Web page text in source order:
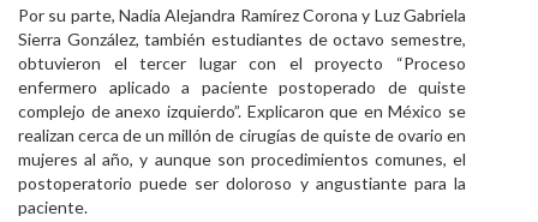
Por su parte, Nadia Alejandra Ramírez Corona y Luz Gabriela
Sierra González, también estudiantes de octavo semestre,
obtuvieron el tercer lugar con el proyecto “Proceso
enfermero aplicado a paciente postoperado de quiste
complejo de anexo izquierdo”. Explicaron que en México se
realizan cerca de un millón de cirugías de quiste de ovario en
mujeres al año, y aunque son procedimientos comunes, el
postoperatorio puede ser doloroso y angustiante para la
paciente.